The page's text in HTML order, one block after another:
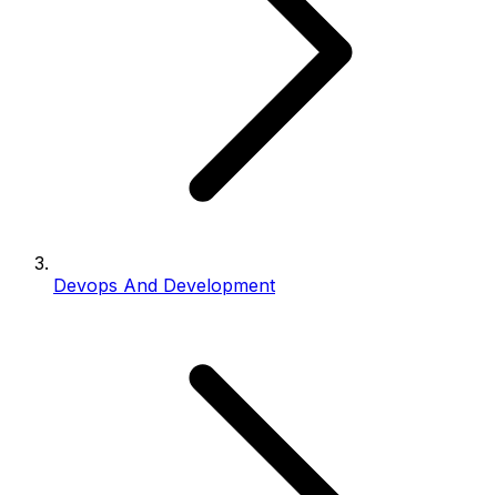
Devops And Development